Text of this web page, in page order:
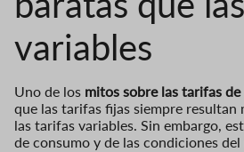
variables
Uno de los mitos sobre las tarifas de
que las tarifas fijas siempre resultan
las tarifas variables. Sin embargo,
de consumo y de las condiciones del